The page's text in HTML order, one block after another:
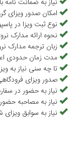
امکان صدور ویزای
نوع ثبت ویزا در
نحوه ارائه مدارک
زبان ترجمه مدارک
مدت زمان حدودی
تا چه سنی نیاز به
صدور ویزای
نیاز به حضور در
نیاز به مصاحبه
نیاز به سوابق